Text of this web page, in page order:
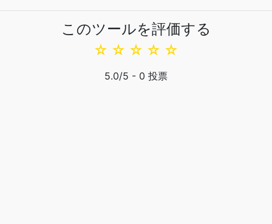
このツールを評価する
☆
☆
☆
☆
☆
5.0/5 - 0 投票